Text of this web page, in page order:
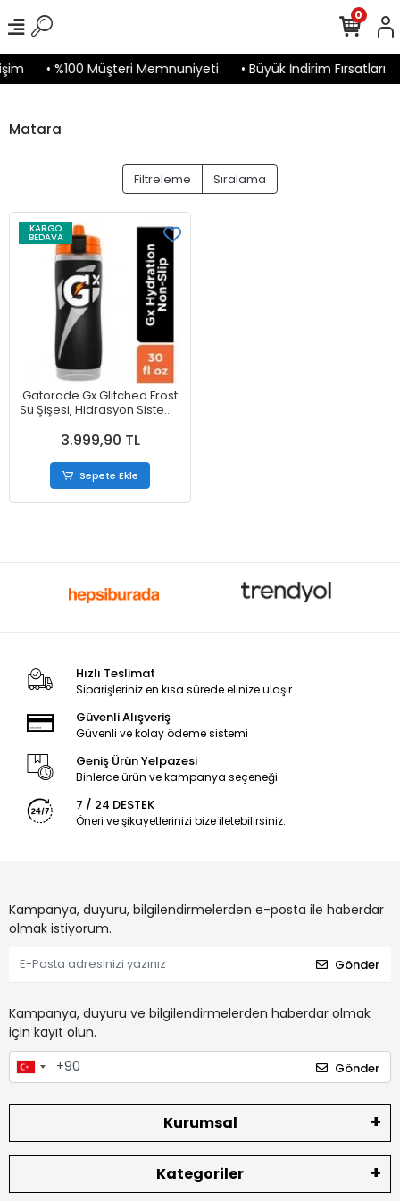
• %100 Müşteri Memnuniyeti • Büyük İndirim Fırsatları
0
Matara
Filtreleme Sıralama
KARGO
BEDAVA
Gatorade Gx Glitched Frost
Su Şişesi, Hidrasyon Sistemi,
3.999,90 TL
Sepete Ekle
Hızlı Teslimat
Siparişleriniz en kısa sürede elinize ulaşır.
Güvenli Alışveriş
Güvenli ve kolay ödeme sistemi
Geniş Ürün Yelpazesi
Binlerce ürün ve kampanya seçeneği
7 / 24 DESTEK
Öneri ve şikayetlerinizi bize iletebilirsiniz.
Kampanya, duyuru, bilgilendirmelerden e-posta ile haberdar
olmak istiyorum.
Gönder
Kampanya, duyuru ve bilgilendirmelerden haberdar olmak
için kayıt olun.
Gönder
Kurumsal
Kategoriler